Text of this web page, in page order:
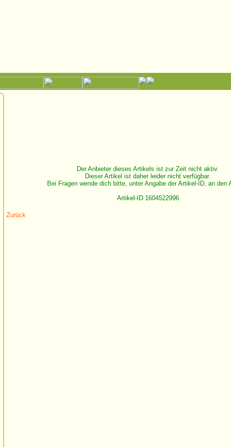
Der Anbieter dieses Artikels ist zur Zeit nicht aktiv.
Dieser Artikel ist daher leider nicht verfügbar.
Bei Fragen wende dich bitte, unter Angabe der Artikel-ID, an den
Artikel-ID 1604522996
Zurück